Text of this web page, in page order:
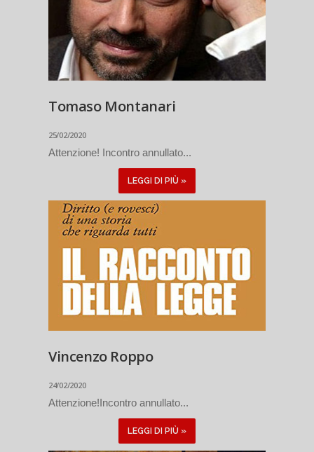
Tomaso Montanari
25/02/2020
Attenzione! Incontro annullato...
LEGGI DI PIÙ »
Vincenzo Roppo
24/02/2020
Attenzione!Incontro annullato...
LEGGI DI PIÙ »